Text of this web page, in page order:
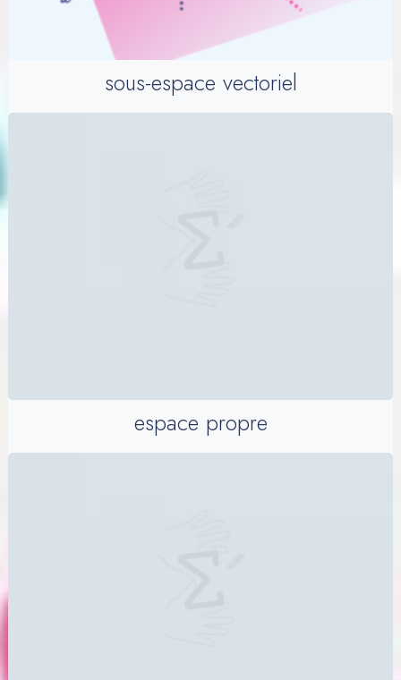
sous-espace vectoriel
espace propre